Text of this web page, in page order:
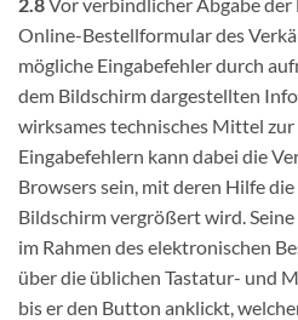
Online-Bestellformular des
mögliche Eingabefehler durch
dem Bildschirm dargestellten
wirksames technisches Mittel
Eingabefehlern kann dabei die
Browsers sein, mit deren Hilfe
Bildschirm vergrößert wird.
im Rahmen des elektronischen
über die üblichen Tastatur- und
bis er den Button anklickt,